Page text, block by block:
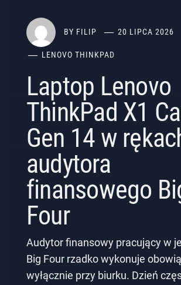
BY FILIP 20 LIPCA 2026
LENOVO THINKPAD
Laptop Lenovo
ThinkPad X1
Gen 14 w
audytora
finansowego
Four
Audytor finansowy pracujący w
Big Four rzadko wykonuje
wyłącznie przy biurku. Dzień